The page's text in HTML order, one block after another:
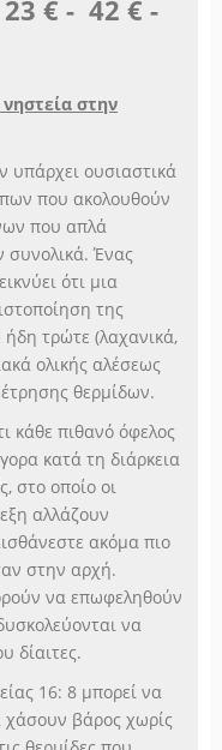
23 € - 42 € -
στην
υπάρχει ουσιαστικά
που ακολουθούν
που απλά
Ένας
ότι μια
της
τρώτε (λαχανικά,
ολικής αλέσεως
θερμίδων.
κάθε πιθανό όφελος
κατά τη διάρκεια
στο οποίο οι
αλλάζουν
ακόμα πιο
στην αρχή.
να επωφεληθούν
να
δίαιτες.
16: 8 μπορεί να
βάρος χωρίς